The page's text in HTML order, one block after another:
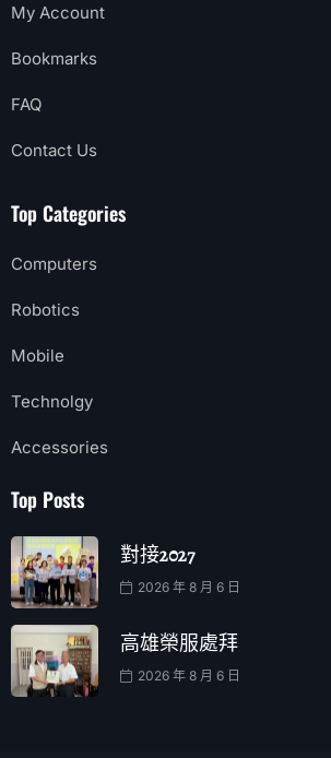
My Account
Bookmarks
FAQ
Contact Us
Top Categories
Computers
Robotics
Mobile
Technolgy
Accessories
Top Posts
對接2027
2026 年 8 月 6 日
高雄榮服處拜
2026 年 8 月 6 日